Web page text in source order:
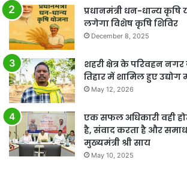
प्रधानमंत्री धन-धान्य
लगेगा विशेष कृषि शिविर
December 8, 2025
शहरी क्षेत्र के परिवहन
तिहार में शामिल हुए उद्योग
May 12, 2026
एक सफल अधिकारी वही
है, संवाद करता है और
मुख्यमंत्री श्री साय
May 10, 2025